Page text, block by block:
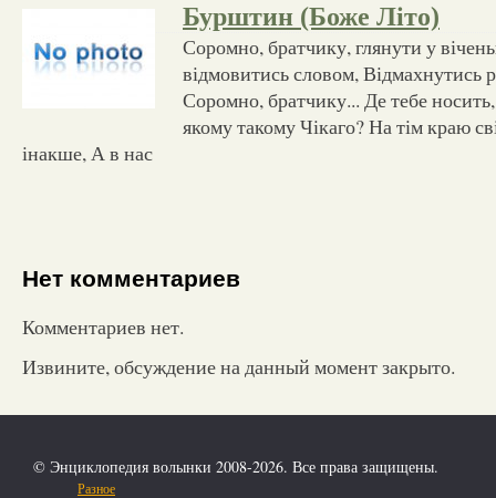
Бурштин (Боже Літо)
Соромно, братчику, глянути у
відмовитись словом, Відмахнутись
Соромно, братчику... Де тебе
якому такому Чікаго? На тім краю
інакше, А в нас
Нет комментариев
Комментариев нет.
Извините, обсуждение на данный момент закрыто.
© Энциклопедия волынки 2008-2026. Все права защищены.
Разное